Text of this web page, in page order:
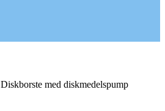
Diskborste med diskmedelspump